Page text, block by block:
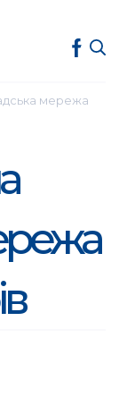
мережа